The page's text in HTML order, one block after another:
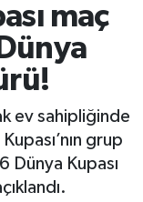
maç
ev sahipliğinde
grup
Dünya Kupası